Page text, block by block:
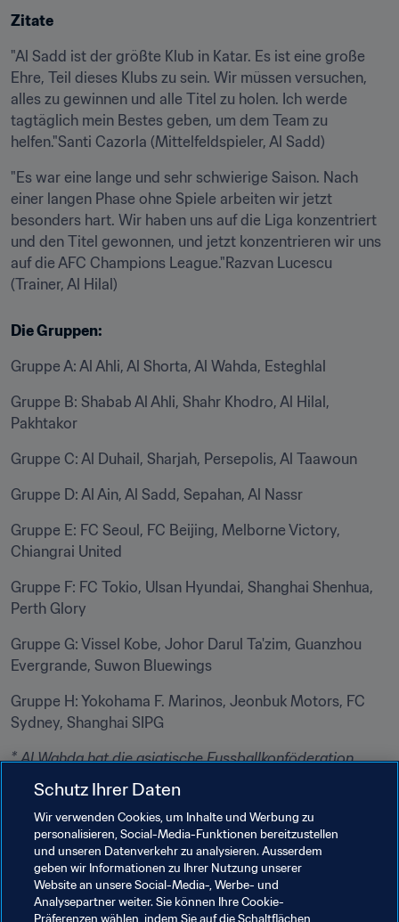
Zitate
"Al Sadd ist der größte Klub in Katar. Es ist eine große
Ehre, Teil dieses Klubs zu sein. Wir müssen versuchen,
alles zu gewinnen und alle Titel zu holen. Ich werde
tagtäglich mein Bestes geben, um dem Team zu
helfen."Santi Cazorla (Mittelfeldspieler, Al Sadd)
"Es war eine lange und sehr schwierige Saison. Nach
einer langen Phase ohne Spiele arbeiten wir jetzt
besonders hart. Wir haben uns auf die Liga konzentriert
und den Titel gewonnen, und jetzt konzentrieren wir uns
auf die AFC Champions League."Razvan Lucescu
(Trainer, Al Hilal)
Die Gruppen:
Gruppe A: Al Ahli, Al Shorta, Al Wahda, Esteghlal
Gruppe B: Shabab Al Ahli, Shahr Khodro, Al Hilal,
Pakhtakor
Gruppe C: Al Duhail, Sharjah, Persepolis, Al Taawoun
Gruppe D: Al Ain, Al Sadd, Sepahan, Al Nassr
Gruppe E: FC Seoul, FC Beijing, Melborne Victory,
Chiangrai United
Gruppe F: FC Tokio, Ulsan Hyundai, Shanghai Shenhua,
Perth Glory
Gruppe G: Vissel Kobe, Johor Darul Ta'zim, Guanzhou
Evergrande, Suwon Bluewings
Gruppe H: Yokohama F. Marinos, Jeonbuk Motors, FC
Sydney, Shanghai SIPG
* Al Wahda hat die asiatische Fussballkonföderation
(AFC) unterrichtet, dass das Team nicht nach Katar
reisen kann, da mehrere Klubmitglieder positiv auf
COVID-19 getestet wurden. Die Angelegenheit wird in
Übereinstimmung mit dem Reglement für eine
Entscheidung an die zuständigen AFC-Gremien
verwiesen.
Schutz Ihrer Daten
Wir verwenden Cookies, um Inhalte und Werbung zu
personalisieren, Social-Media-Funktionen bereitzustellen
und unseren Datenverkehr zu analysieren. Ausserdem
geben wir Informationen zu Ihrer Nutzung unserer
Website an unsere Social-Media-, Werbe- und
Analysepartner weiter. Sie können Ihre Cookie-
Präferenzen wählen, indem Sie auf die Schaltflächen